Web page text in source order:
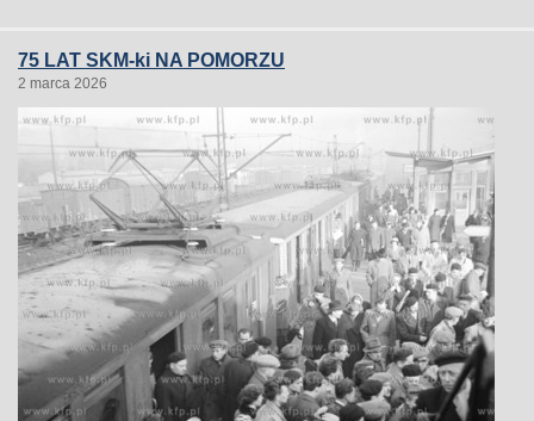
75 LAT SKM-ki NA POMORZU
2 marca 2026